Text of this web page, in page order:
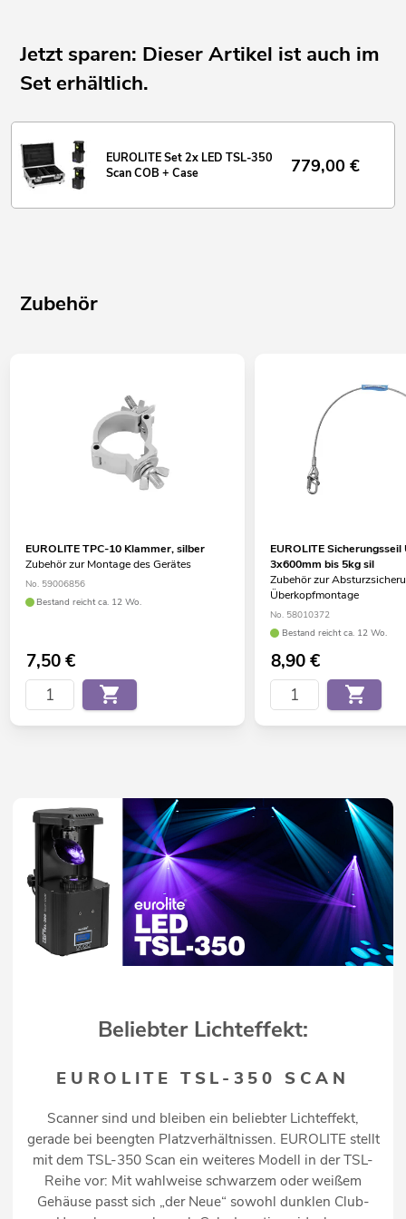
Jetzt sparen: Dieser Artikel ist auch im
Set erhältlich.
EUROLITE Set 2x LED TSL-350
Scan COB + Case
779,00 €
Zubehör
EUROLITE TPC-10 Klammer, silber
Zubehör zur Montage des Gerätes
No. 59006856
Bestand reicht ca. 12 Wo.
7,50€
EUROLITE Sicherungsseil
3x600mm bis 5kg sil
Zubehör zur
Überkopfmontage
No. 58010372
Bestand reicht ca. 12 Wo.
8,90€
Beliebter Lichteffekt:
EUROLITE TSL-350 SCAN
Scanner sind und bleiben ein beliebter Lichteffekt,
gerade bei beengten Platzverhältnissen. EUROLITE stellt
mit dem TSL-350 Scan ein weiteres Modell in der TSL-
Reihe vor: Mit wahlweise schwarzem oder weißem
Gehäuse passt sich „der Neue“ sowohl dunklen Club-